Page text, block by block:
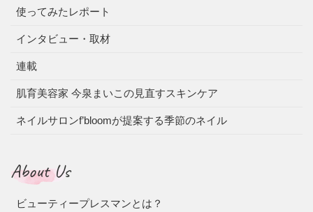
使ってみたレポート
インタビュー・取材
連載
肌育美容家 今泉まいこの見直すスキンケア
ネイルサロンf’bloomが提案する季節のネイル
About Us
ビューティープレスマンとは？